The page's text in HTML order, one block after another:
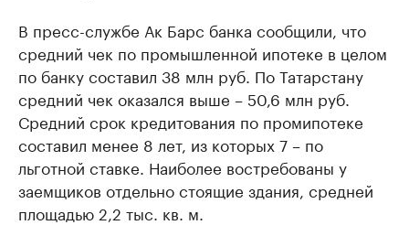
В пресс-службе Ак Барс банка сообщили, что
средний чек по промышленной ипотеке в целом
по банку составил 38 млн руб. По Татарстану
средний чек оказался выше – 50,6 млн руб.
Средний срок кредитования по промипотеке
составил менее 8 лет, из которых 7 – по
льготной ставке. Наиболее востребованы у
заемщиков отдельно стоящие здания, средней
площадью 2,2 тыс. кв. м.